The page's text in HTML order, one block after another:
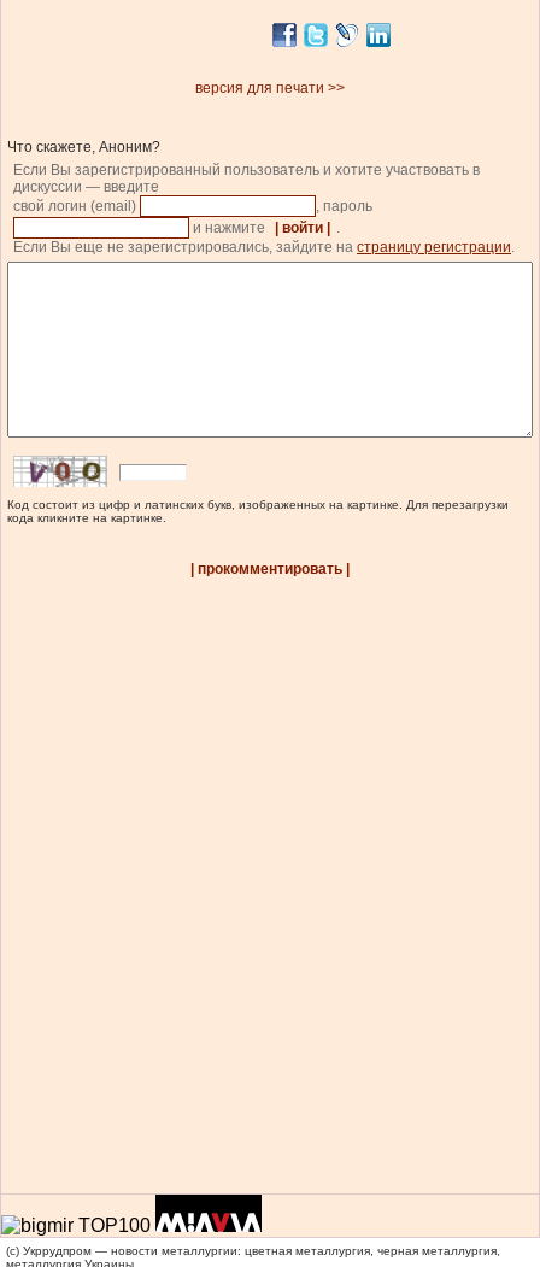
версия для печати >>
Что скажете, Аноним?
Если Вы зарегистрированный пользователь и хотите участвовать в
дискуссии — введите
свой логин (email)
, пароль
и нажмите
| войти |
.
Если Вы еще не зарегистрировались, зайдите на страницу регистрации.
Код состоит из цифр и латинских букв, изображенных на картинке. Для перезагрузки
кода кликните на картинке.
| прокомментировать |
(c) Укррудпром — новости металлургии: цветная металлургия, черная металлургия,